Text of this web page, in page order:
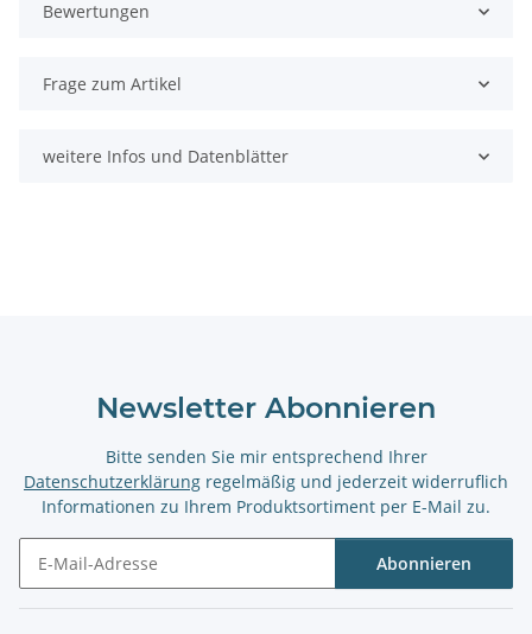
Bewertungen
Frage zum Artikel
weitere Infos und Datenblätter
Newsletter Abonnieren
Bitte senden Sie mir entsprechend Ihrer
Datenschutzerklärung regelmäßig und jederzeit widerruflich
Informationen zu Ihrem Produktsortiment per E-Mail zu.
Abonnieren